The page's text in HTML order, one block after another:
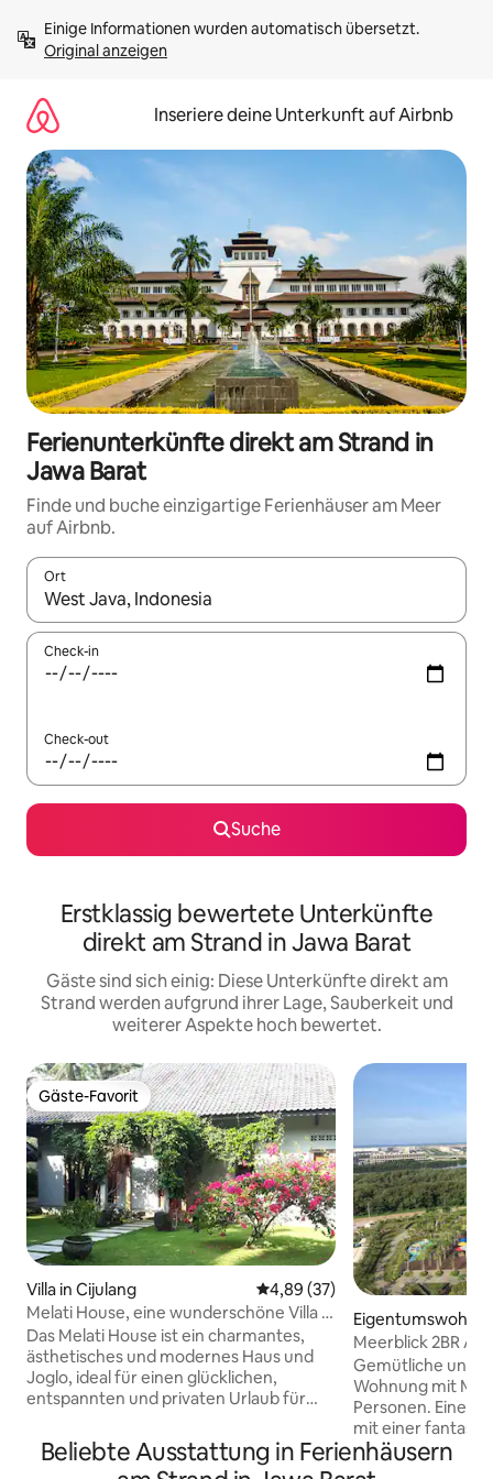
Inhalten
springenOriginal anzeigen
Inseriere deine Unterkunft auf Airbnb
Ferienunterkünfte direkt am Strand in
Jawa Barat
Finde und buche einzigartige Ferienhäuser am Meer
auf Airbnb.
Ort
Wenn Ergebnisse verfügbar sind, navigiere mit den
Check-in
Check-out
Suche
Erstklassig bewertete Unterkünfte
direkt am Strand in Jawa Barat
Gäste sind sich einig: Diese Unterkünfte direkt am
Strand werden aufgrund ihrer Lage, Sauberkeit und
weiterer Aspekte hoch bewertet.
Gäste-Favorit
Gäste-Favorit
Villa in Cijulang Durchschnittliche Bewertung:
4,89 (37)
Melati House, eine wunderschöne Villa in
Batukaras
Das Melati House ist ein charmantes,
ästhetisches und modernes Haus und
Joglo, ideal für einen glücklichen,
entspannten und privaten Urlaub für
Zusammenkommen von Gruppen
deiner Freunde. In einem ummauerten
matan
Meerblick 2BR
Indah Kapuk
Gemütliche und
Wohnung mit
Personen. Eine sehr schöne Unterkunft
mit einer
Einrichtungen
Fitnessraum,
Beliebte Ausstattung in Ferienhäusern